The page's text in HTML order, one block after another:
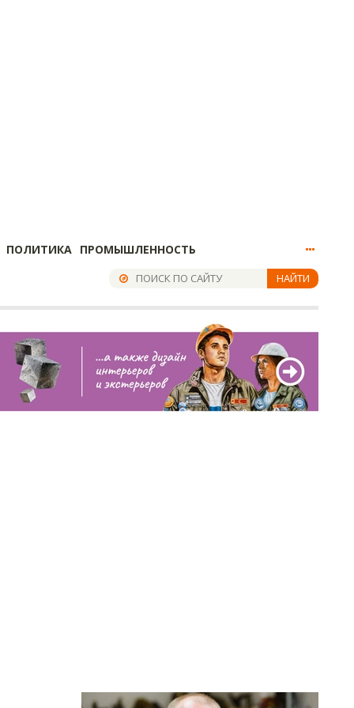
ПОЛИТИКА ПРОМЫШЛЕННОСТЬ
НАЙТИ